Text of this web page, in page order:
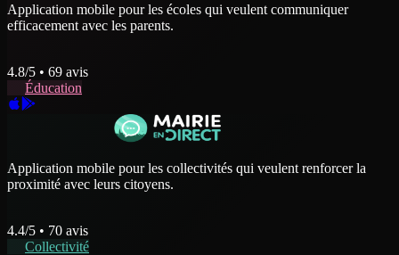
Application mobile pour les écoles qui veulent communiquer
efficacement avec les parents.
4.8/5 • 69 avis
Éducation
Application mobile pour les collectivités qui veulent renforcer la
proximité avec leurs citoyens.
4.4/5 • 70 avis
Collectivité